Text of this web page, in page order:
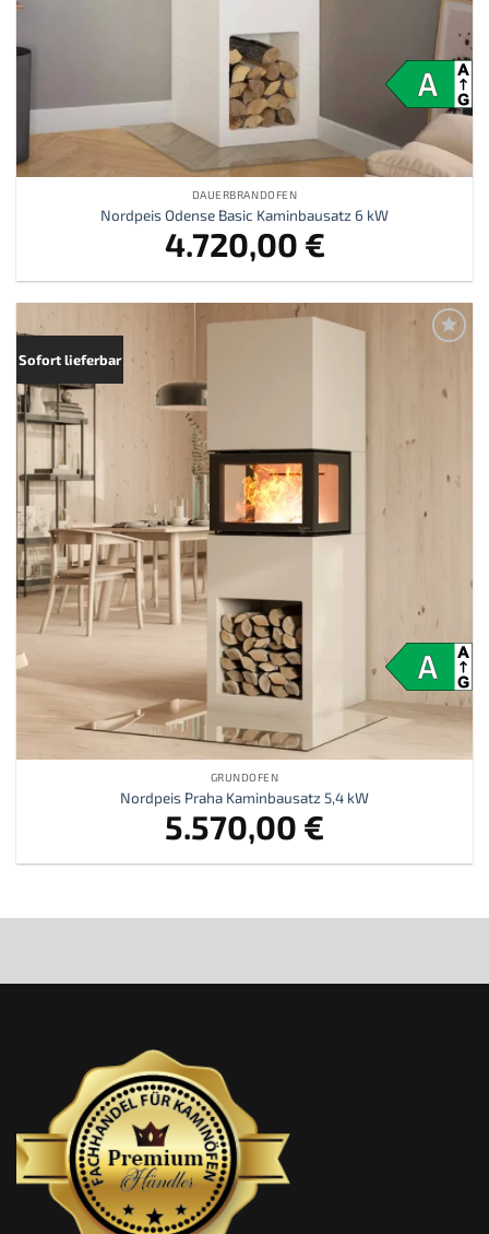
DAUERBRANDOFEN
Nordpeis Odense Basic Kaminbausatz 6 kW
4.720,00 €
Sofort lieferbar
hinzufügen
GRUNDOFEN
Nordpeis Praha Kaminbausatz 5,4 kW
5.570,00 €